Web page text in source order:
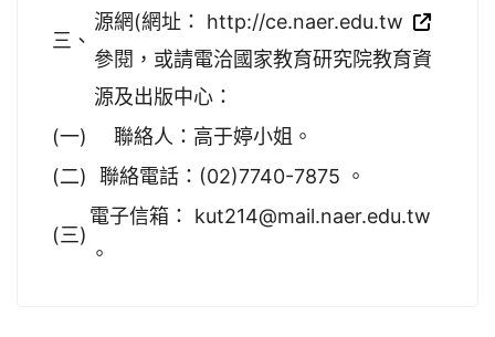
三、
源網(網址： http://ce.naer.edu.tw
參閱，或請電洽國家教育研究院教育資
源及出版中心：
(一)
聯絡人：高于婷小姐。
(二)
聯絡電話：(02)7740-7875 。
(三)
電子信箱： kut214@mail.naer.edu.tw
。